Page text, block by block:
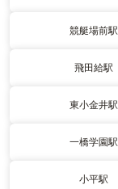
競艇場前駅
飛田給駅
東小金井駅
一橋学園駅
小平駅